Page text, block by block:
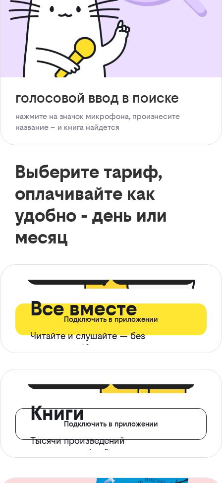
голосовой ввод в поиске
нажмите на значок микрофона, произнесите
название – и книга найдется
Выберите тариф,
оплачивайте как
удобно - день или
месяц
Все вместе
Читайте и слушайте — без
ограничений*
Подключить в приложении
Книги
Тысячи произведений
с доступом офлайн
Подключить в приложении